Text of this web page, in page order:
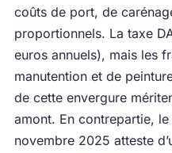
coûts de port, de
proportionnels. La taxe
euros annuels), mais les
manutention et de
de cette envergure
amont. En contrepartie,
novembre 2025 atteste